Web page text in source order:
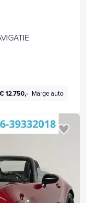
€ 12.750,- Marge auto